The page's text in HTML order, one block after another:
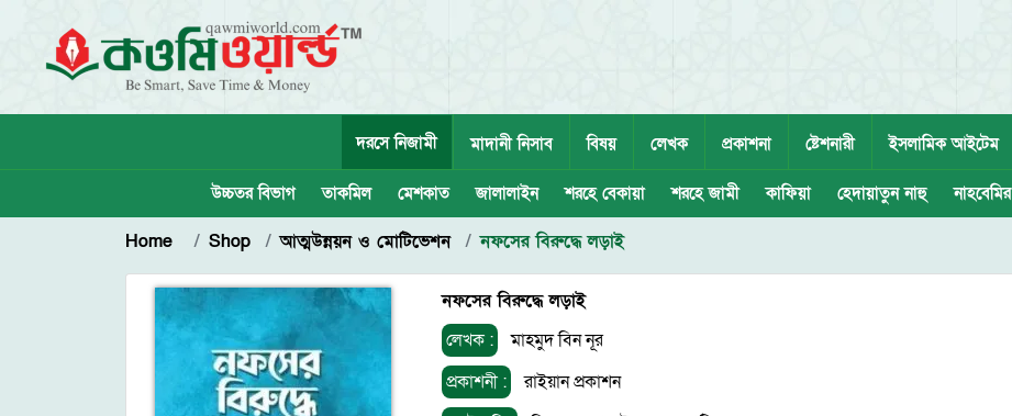
দরসে নিজামী মাদানী নিসাব বিষয় লেখক প্রকাশনা ষ্টেশনারী ইসলামিক আইটেম
উচ্চতর বিভাগ তাকমিল মেশকাত জালালাইন শরহে বেকায়া শরহে জামী কাফিয়া হেদায়াতুন নাহু নাহবেমির
Home Shop আত্মউন্নয়ন ও মোটিভেশন নফসের বিরুদ্ধে লড়াই
নফসের বিরুদ্ধে লড়াই
লেখক :
মাহমুদ বিন নূর
প্রকাশনী :
রাইয়ান প্রকাশন